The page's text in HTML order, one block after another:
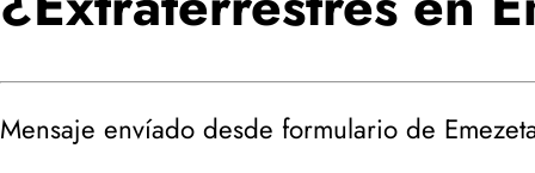
Mensaje envíado desde formulario de